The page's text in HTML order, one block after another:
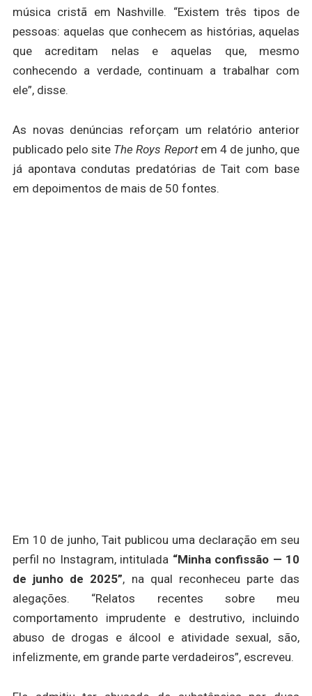
música cristã em Nashville. “Existem três tipos de
pessoas: aquelas que conhecem as histórias, aquelas
que acreditam nelas e aquelas que, mesmo
conhecendo a verdade, continuam a trabalhar com
ele”, disse.
As novas denúncias reforçam um relatório anterior
publicado pelo site The Roys Reportem 4 de junho, que
já apontava condutas predatórias de Tait com base
em depoimentos de mais de 50 fontes.
Em 10 de junho, Tait publicou uma declaração em seu
perfil no Instagram, intitulada “Minha confissão — 10
de junho de 2025”, na qual reconheceu parte das
alegações. “Relatos recentes sobre meu
comportamento imprudente e destrutivo, incluindo
abuso de drogas e álcool e atividade sexual, são,
infelizmente, em grande parte verdadeiros”, escreveu.